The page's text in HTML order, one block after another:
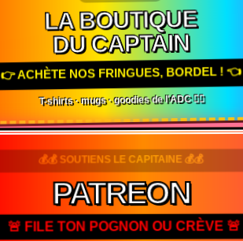
LA BOUTIQUE
DU CAPTAIN
👉 ACHÈTE NOS FRINGUES, BORDEL ! 👈
T-shirts · mugs · goodies de l'ADC 🏴‍☠️
💰💰 SOUTIENS LE CAPITAINE 💰💰
PATREON
🚨 FILE TON POGNON OU CRÈVE 🚨